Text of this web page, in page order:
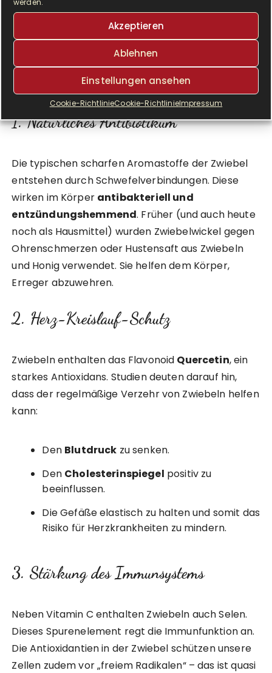
werden.
Akzeptieren
Ablehnen
Einstellungen ansehen
Cookie-RichtlinieCookie-RichtlinieImpressum
(Lauchgewächse) und werden schon seit
Jahrtausenden nicht nur als Gewürz, sondern auch
als Heilpflanze geschätzt. Dass sie uns beim
Schneiden zum Weinen bringen, ist eigentlich ein
Zeichen ihrer inneren Stärke!
1. Natürliches Antibiotikum
Die typischen scharfen Aromastoffe der Zwiebel
entstehen durch Schwefelverbindungen. Diese
wirken im Körper antibakteriell und
entzündungshemmend. Früher (und auch heute
noch als Hausmittel) wurden Zwiebelwickel gegen
Ohrenschmerzen oder Hustensaft aus Zwiebeln
und Honig verwendet. Sie helfen dem Körper,
Erreger abzuwehren.
2. Herz-Kreislauf-Schutz
Zwiebeln enthalten das Flavonoid Quercetin, ein
starkes Antioxidans. Studien deuten darauf hin,
dass der regelmäßige Verzehr von Zwiebeln helfen
kann:
Den Blutdruck zu senken.
Den Cholesterinspiegel positiv zu
beeinflussen.
Die Gefäße elastisch zu halten und somit das
Risiko für Herzkrankheiten zu mindern.
3. Stärkung des Immunsystems
Neben Vitamin C enthalten Zwiebeln auch Selen.
Dieses Spurenelement regt die Immunfunktion an.
Die Antioxidantien in der Zwiebel schützen unsere
Zellen zudem vor „freiem Radikalen“ – das ist quasi